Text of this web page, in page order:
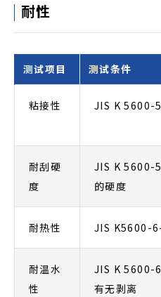
耐性
测试项目 测试条件
粘接性 JIS K 5600-
耐刮硬
度
JIS K 5600-
的硬度
耐热性 JIS K5600-
耐温水
性
JIS K 5600-
有无剥离